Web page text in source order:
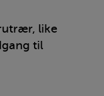
like
til